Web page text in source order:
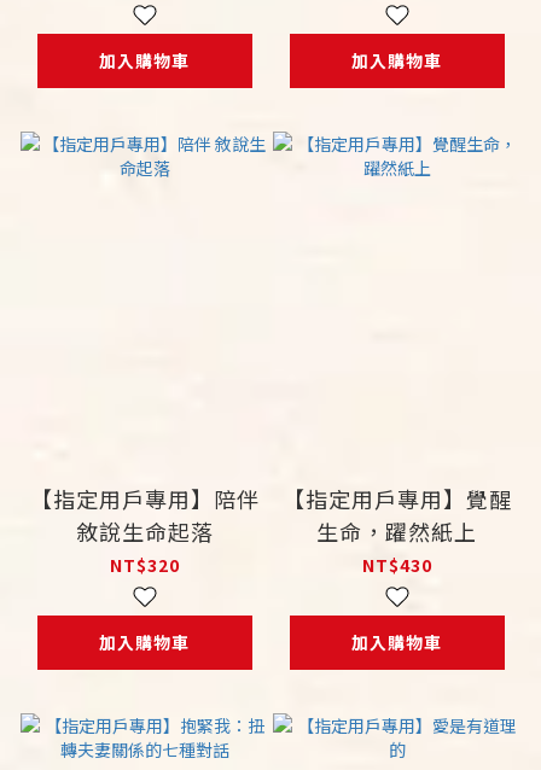
加入購物車 加入購物車
【指定用戶專用】陪伴
敘說生命起落
NT$320
加入購物車
【指定用戶專用】覺醒
生命，躍然紙上
NT$430
加入購物車